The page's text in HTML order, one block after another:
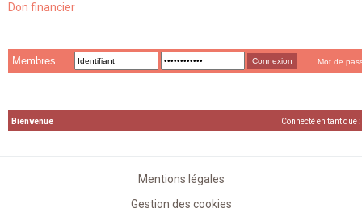
Don financier
Membres Mot de
Bienvenue Connecté en tant que :
Mentions légales
Gestion des cookies